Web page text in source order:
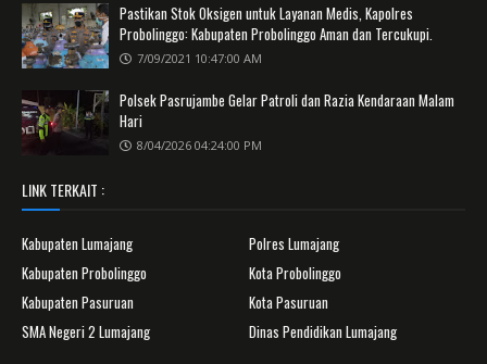
Pastikan Stok Oksigen untuk Layanan Medis, Kapolres
Probolinggo: Kabupaten Probolinggo Aman dan Tercukupi.
7/09/2021 10:47:00 AM
Polsek Pasrujambe Gelar Patroli dan Razia Kendaraan Malam
Hari
8/04/2026 04:24:00 PM
LINK TERKAIT :
Kabupaten Lumajang
Polres Lumajang
Kabupaten Probolinggo
Kota Probolinggo
Kabupaten Pasuruan
Kota Pasuruan
SMA Negeri 2 Lumajang
Dinas Pendidikan Lumajang